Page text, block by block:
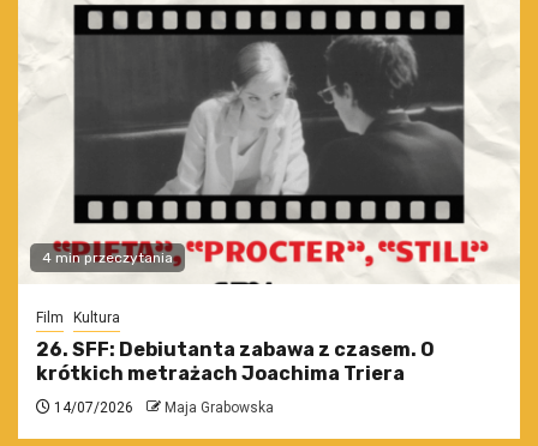
4 min przeczytania
Film Kultura
26. SFF: Debiutanta zabawa z czasem. O
krótkich metrażach Joachima Triera
14/07/2026 Maja Grabowska